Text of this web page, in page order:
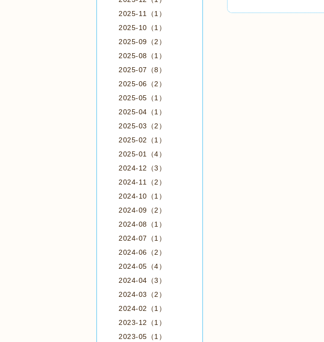
2025-11（1）
2025-10（1）
2025-09（2）
2025-08（1）
2025-07（8）
2025-06（2）
2025-05（1）
2025-04（1）
2025-03（2）
2025-02（1）
2025-01（4）
2024-12（3）
2024-11（2）
2024-10（1）
2024-09（2）
2024-08（1）
2024-07（1）
2024-06（2）
2024-05（4）
2024-04（3）
2024-03（2）
2024-02（1）
2023-12（1）
2023-05（1）